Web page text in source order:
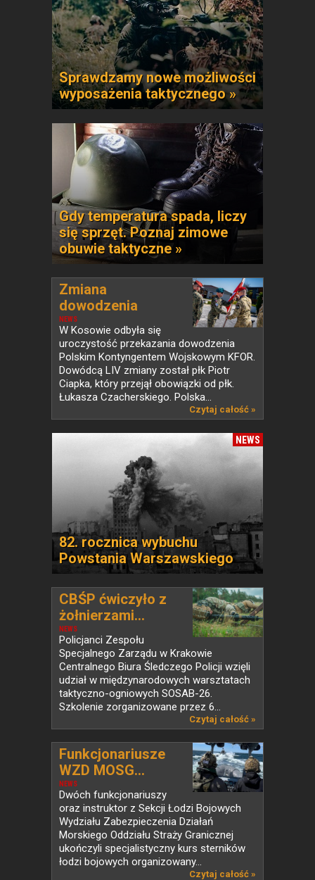
Sprawdzamy nowe możliwości
wyposażenia taktycznego »
Gdy temperatura spada, liczy
się sprzęt. Poznaj zimowe
obuwie taktyczne »
NEWS
Zmiana
dowodzenia
Polskim...
W Kosowie odbyła się
uroczystość przekazania dowodzenia
Polskim Kontyngentem Wojskowym KFOR.
Dowódcą LIV zmiany został płk Piotr
Ciapka, który przejął obowiązki od płk.
Łukasza Czacherskiego. Polska...
Czytaj całość »
NEWS
82. rocznica wybuchu
Powstania Warszawskiego
NEWS
CBŚP ćwiczyło z
żołnierzami...
Policjanci Zespołu
Specjalnego Zarządu w Krakowie
Centralnego Biura Śledczego Policji wzięli
udział w międzynarodowych warsztatach
taktyczno-ogniowych SOSAB-26.
Szkolenie zorganizowane przez 6...
Czytaj całość »
NEWS
Funkcjonariusze
WZD MOSG...
Dwóch funkcjonariuszy
oraz instruktor z Sekcji Łodzi Bojowych
Wydziału Zabezpieczenia Działań
Morskiego Oddziału Straży Granicznej
ukończyli specjalistyczny kurs sterników
łodzi bojowych organizowany...
Czytaj całość »